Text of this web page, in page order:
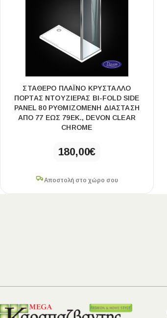
ΣΤΑΘΕΡΌ ΠΛΑΪΝΌ ΚΡΎΣΤΑΛΛΟ
ΠΌΡΤΑΣ ΝΤΟΥΖΙΈΡΑΣ BI-FOLD SIDE
PANEL 80 ΡΥΘΜΙΖΌΜΕΝΗ ΔΙΆΣΤΑΣΗ
ΑΠΌ 77 ΈΩΣ 79ΕΚ., DEVON CLEAR
CHROME
180,00€
Αποστολή στο χώρο σου